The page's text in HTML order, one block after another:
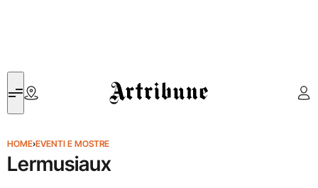
Artribune
HOME›EVENTI E MOSTRE
Lermusiaux